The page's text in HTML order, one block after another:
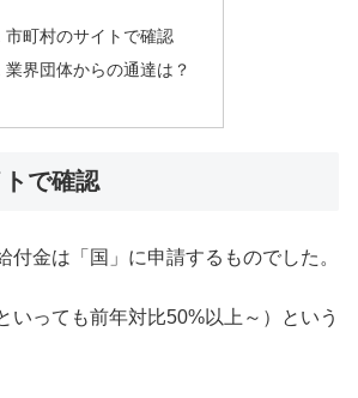
市町村のサイトで確認
業界団体からの通達は？
で確認
付金は「国」に申請するものでした。
いっても前年対比50%以上～）という